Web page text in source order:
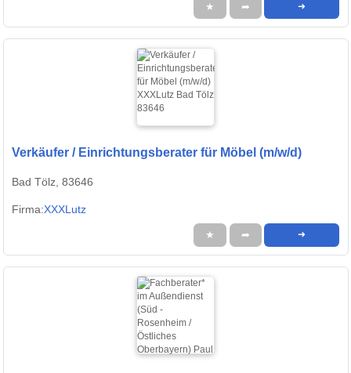
★ ➦ ➜
Verkäufer / Einrichtungsberater für Möbel (m/w/d)
Bad Tölz, 83646
Firma:XXXLutz
★ ➦ ➜